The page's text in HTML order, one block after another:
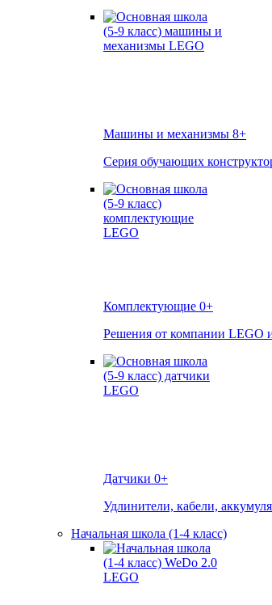
Машины и механизмы 8+
Серия обучающих
Комплектующие 0+
Решения от компании LEGO и
Датчики 0+
Удлинители, кабели,
Начальная школа (1-4 класс)